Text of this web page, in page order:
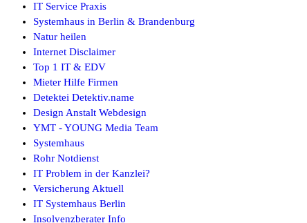
IT Service Praxis
Systemhaus in Berlin & Brandenburg
Natur heilen
Internet Disclaimer
Top 1 IT & EDV
Mieter Hilfe Firmen
Detektei Detektiv.name
Design Anstalt Webdesign
YMT - YOUNG Media Team
Systemhaus
Rohr Notdienst
IT Problem in der Kanzlei?
Versicherung Aktuell
IT Systemhaus Berlin
Insolvenzberater Info